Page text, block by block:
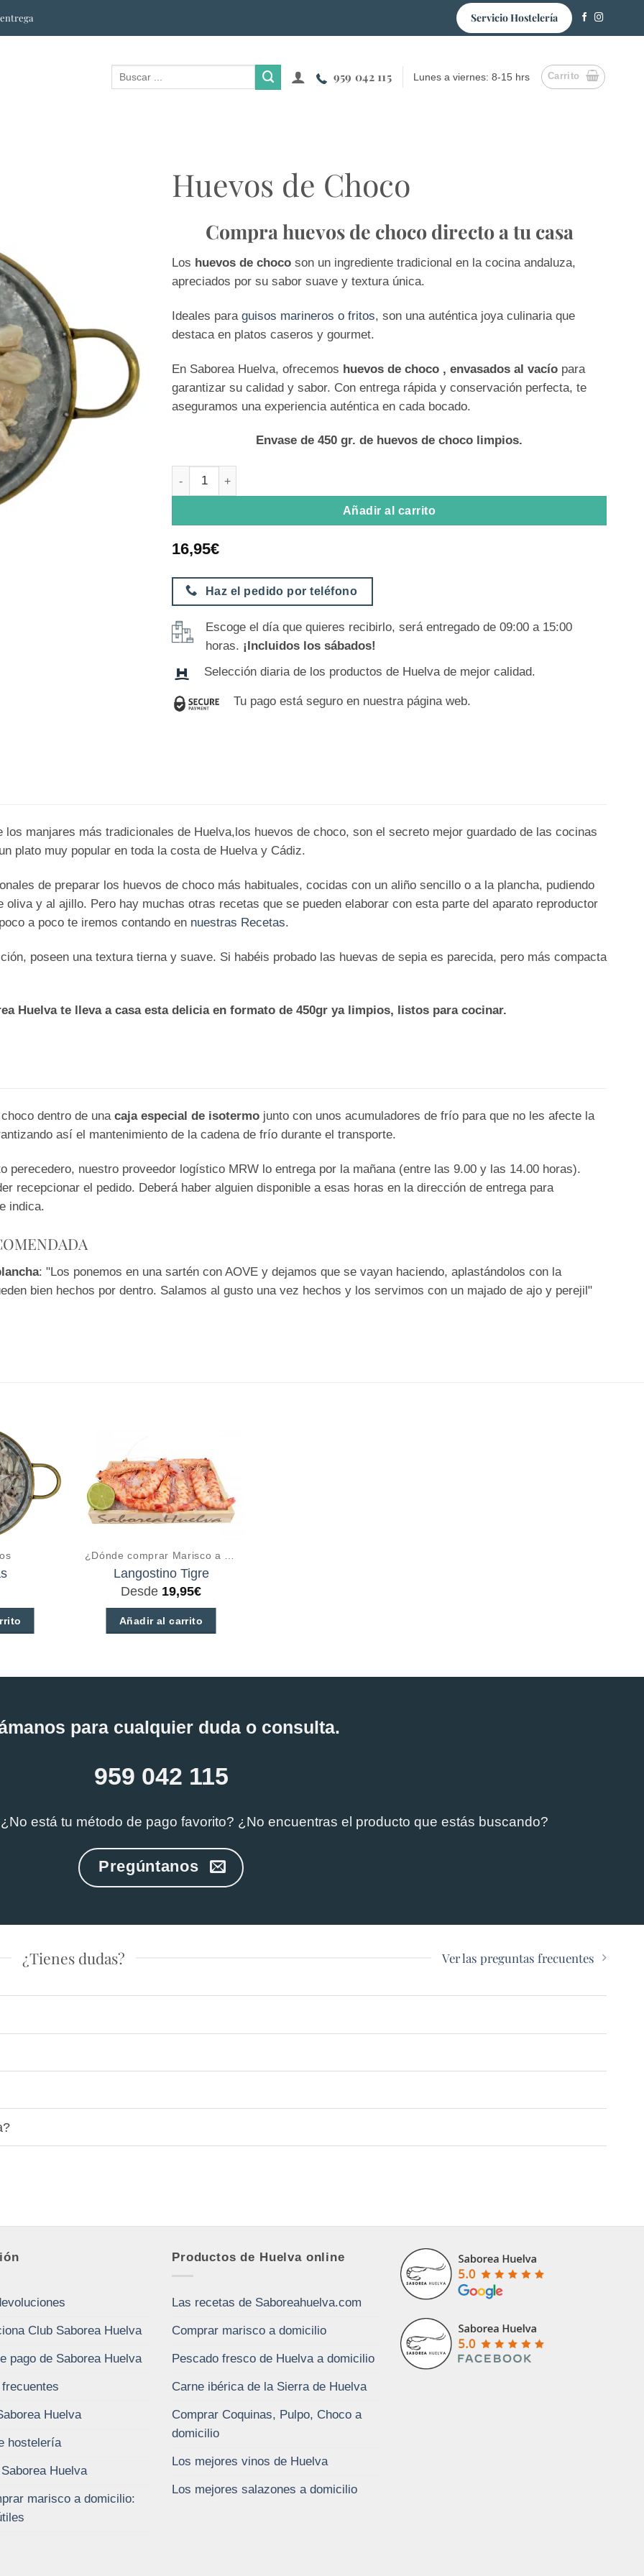
Servicio Hostelería
959 042 115 Lunes a viernes: 8-15 hrs Carrito
Huevos de Choco
Compra huevos de choco directo a tu casa
Los huevos de choco son un ingrediente tradicional en la cocina andaluza,
apreciados por su sabor suave y textura única.
Ideales para guisos marineros o fritos, son una auténtica joya culinaria que
destaca en platos caseros y gourmet.
En Saborea Huelva, ofrecemos huevos de choco , envasados al vacío para
garantizar su calidad y sabor. Con entrega rápida y conservación perfecta, te
aseguramos una experiencia auténtica en cada bocado.
Envase de 450 gr. de huevos de choco limpios.
Huevos de Choco cantidad
Añadir al carrito
16,95€
Haz el pedido por teléfono
Escoge el día que quieres recibirlo, será entregado de 09:00 a 15:00
horas. ¡Incluidos los sábados!
Selección diaria de los productos de Huelva de mejor calidad.
Tu pago está seguro en nuestra página web.
los manjares más tradicionales de Huelva,los huevos de choco, son el secreto mejor guardado de las cocinas
plato muy popular en toda la costa de Huelva y Cádiz.
de preparar los huevos de choco más habituales, cocidas con un aliño sencillo o a la plancha, pudiendo
oliva y al ajillo. Pero hay muchas otras recetas que se pueden elaborar con esta parte del aparato reproductor
a poco te iremos contando en nuestras Recetas.
poseen una textura tierna y suave. Si habéis probado las huevas de sepia es parecida, pero más compacta
Huelva te lleva a casa esta delicia en formato de 450gr ya limpios, listos para cocinar.
dentro de una caja especial de isotermojunto con unos acumuladores de frío para que no les afecte la
así el mantenimiento de la cadena de frío durante el transporte.
perecedero, nuestro proveedor logístico MRW lo entrega por la mañana (entre las 9.00 y las 14.00 horas).
recepcionar el pedido. Deberá haber alguien disponible a esas horas en la dirección de entrega para
indica.
: "Los ponemos en una sartén con AOVE y dejamos que se vayan haciendo, aplastándolos con la
bien hechos por dentro. Salamos al gusto una vez hechos y los servimos con un majado de ajo y perejil"
¿Dónde comprar Marisco a domicilio online?
Langostino Tigre
Desde 19,95€
Añadir al carrito
variantes.
se
elegir
en
la
página
producto
para cualquier duda o consulta.
959 042 115
está tu método de pago favorito? ¿No encuentras el producto que estás buscando?
Pregúntanos
¿Tienes dudas? Ver las preguntas frecuentes
Club Saborea Huelva
pago de Saborea Huelva
Huelva
hostelería
Huelva
marisco a domicilio:
Productos de Huelva online
Las recetas de Saboreahuelva.com
Comprar marisco a domicilio
Pescado fresco de Huelva a domicilio
Carne ibérica de la Sierra de Huelva
Comprar Coquinas, Pulpo, Choco a
domicilio
Los mejores vinos de Huelva
Los mejores salazones a domicilio